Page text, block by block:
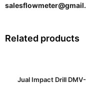
Related products
Jual Impact Drill